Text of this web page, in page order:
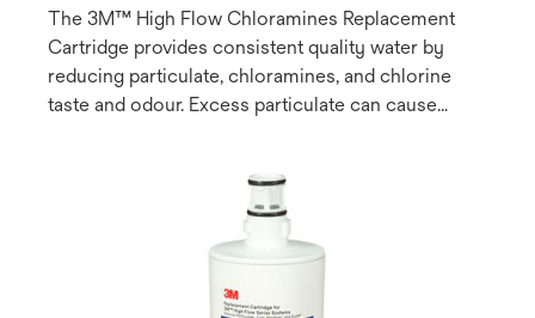
The 3M™ High Flow Chloramines Replacement
Cartridge provides consistent quality water by
reducing particulate, chloramines, and chlorine
taste and odour. Excess particulate can cause
residual can cause unpleasant-tasting beverages.
Chloramines reduction helps eliminate corrosion
damage to stainless steel kitchen equipment and
Change (SQC) encapsulated design allows for fast